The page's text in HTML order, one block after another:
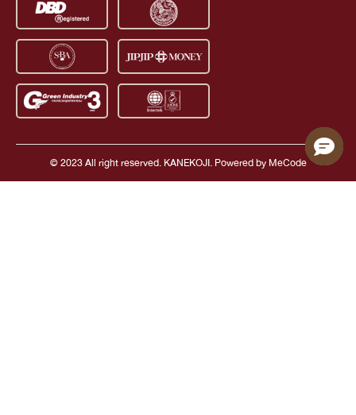
© 2023 All right reserved. KANEKOJI. Powered byMeCode